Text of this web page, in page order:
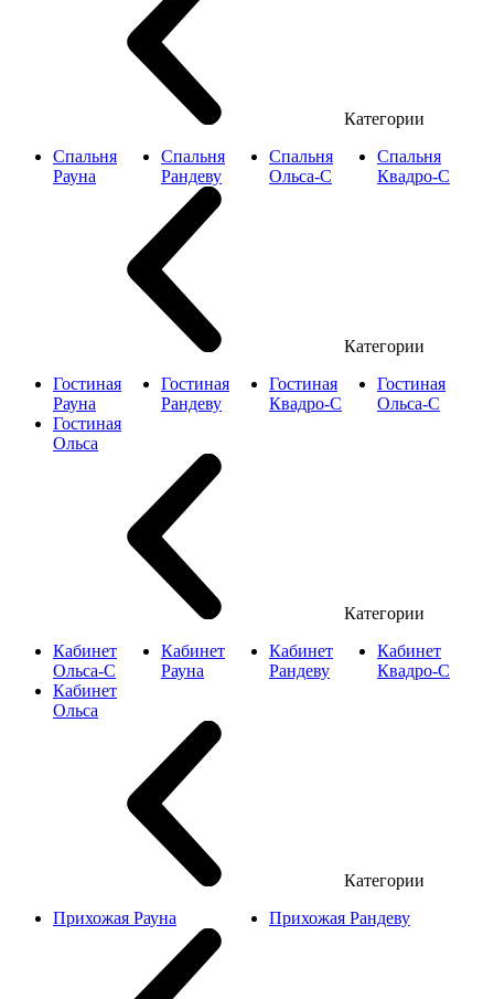
Категории
Спальня
Рауна
Спальня
Рандеву
Спальня
Ольса-С
Спальня
Квадро-С
Категории
Гостиная
Рауна
Гостиная
Рандеву
Гостиная
Квадро-С
Гостиная
Ольса-С
Гостиная
Ольса
Категории
Кабинет
Ольса-С
Кабинет
Рауна
Кабинет
Рандеву
Кабинет
Квадро-С
Кабинет
Ольса
Категории
Прихожая Рауна
Прихожая Рандеву